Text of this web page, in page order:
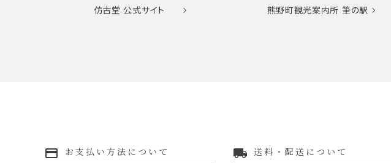
仿古堂 公式サイト 熊野町観光案内所 筆の駅
payment お支払い方法について local_shipping 送料・配送について